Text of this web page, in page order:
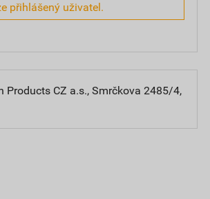
přihlášený uživatel.
Products CZ a.s., Smrčkova 2485/4,